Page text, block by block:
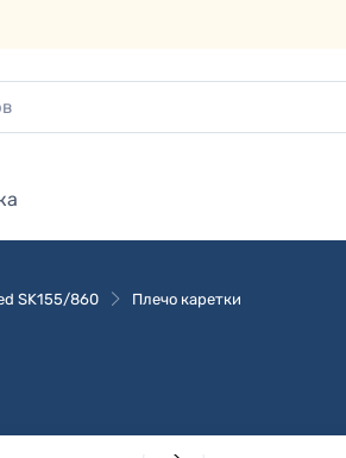
SK155/860 Плечо каретки